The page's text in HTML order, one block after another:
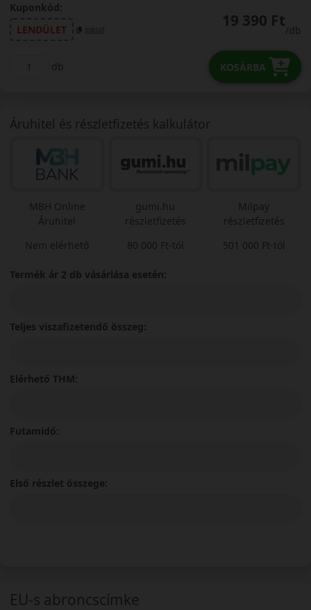
Kuponkód:
LENDÜLET
másol 19 390 Ft
/db
db KOSÁRBA
Áruhitel és részletfizetés kalkulátor
MBH Online
Áruhitel
Nem elérhető
gumi.hu
részletfizetés
80 000 Ft-tól
Milpay
részletfizetés
501 000 Ft-tól
Termék ár 2 db vásárlása esetén:
Teljes viszafizetendő összeg:
Elérhető THM:
Futamidő:
Első részlet összege:
EU-s abroncscímke